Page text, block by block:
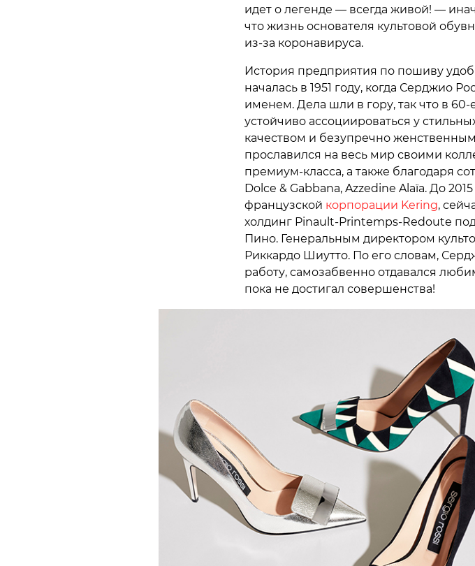
идет о легенде — всегда живой! —
что жизнь основателя культовой
из-за коронавируса.
История предприятия по пошиву
началась в 1951 году, когда Серджио
именем. Дела шли в гору, так что в 60-
устойчиво ассоциироваться у
качеством и безупречно
прославился на весь мир своими
премиум-класса, а также благодаря
Dolce & Gabbana, Azzedine Alaïa. До
французской корпорации Kering,
холдинг Pinault-Printemps-Redoute
Пино. Генеральным директором
Риккардо Шиутто. По его словам,
работу, самозабвенно отдавался
пока не достигал совершенства!